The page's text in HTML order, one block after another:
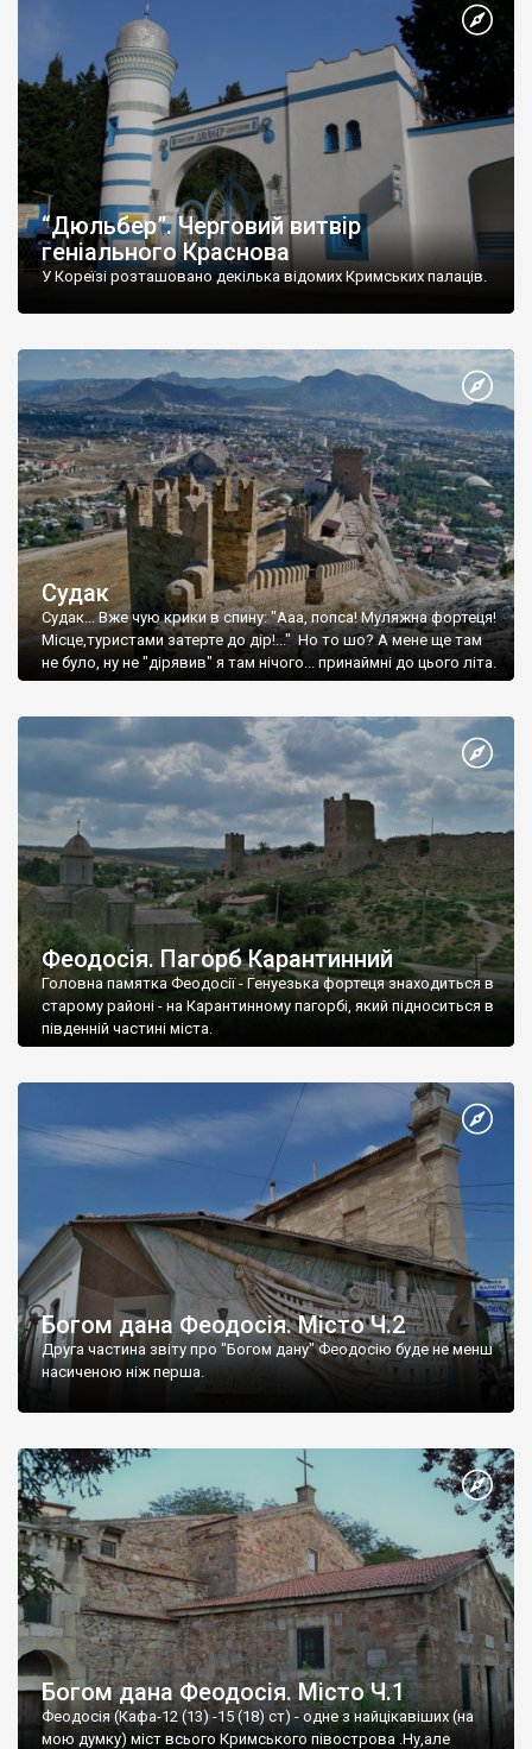
“Дюльбер”. Черговий витвір
геніального Краснова
У Кореїзі розташовано декілька відомих Кримських палаців.
Судак
Судак... Вже чую крики в спину: "Ааа, попса! Муляжна фортеця!
Місце,туристами затерте до дір!..." Но то шо? А мене ще там
не було, ну не "дірявив" я там нічого... принаймні до цього літа.
Феодосія. Пагорб Карантинний
Головна памятка Феодосії - Генуезька фортеця знаходиться в
старому районі - на Карантинному пагорбі, який підноситься в
південній частині міста.
Богом дана Феодосія. Місто Ч.2
Друга частина звіту про "Богом дану" Феодосію буде не менш
насиченою ніж перша.
Богом дана Феодосія. Місто Ч.1
Феодосія (Кафа-12 (13) -15 (18) ст) - одне з найцікавіших (на
мою думку) міст всього Кримського півострова .Ну,але